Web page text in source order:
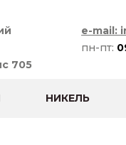
705
e-mail:
пн-пт:
НИКЕЛЬ